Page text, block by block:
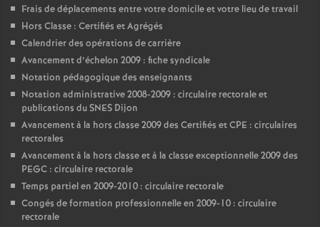
Frais de déplacements entre votre domicile et votre lieu de travail
Hors Classe : Certifiés et Agrégés
Calendrier des opérations de carrière
Avancement d’échelon 2009 : fiche syndicale
Notation pédagogique des enseignants
Notation administrative 2008-2009 : circulaire rectorale et
publications du SNES Dijon
Avancement à la hors classe 2009 des Certifiés et CPE : circulaires
rectorales
Avancement à la hors classe et à la classe exceptionnelle 2009 des
PEGC : circulaire rectorale
Temps partiel en 2009-2010 : circulaire rectorale
Congés de formation professionnelle en 2009-10 : circulaire
rectorale